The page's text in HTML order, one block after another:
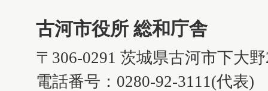
古河市役所 総和庁舎
〒306-0291 茨城県古河市下大
電話番号：0280-92-3111(代表)